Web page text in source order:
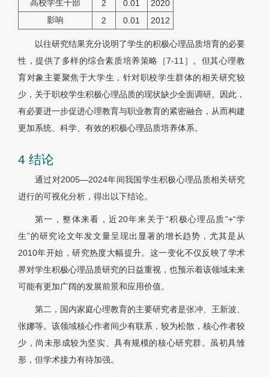
高校学生干部 2 0.01
2020
影响
2 0.01 2012
以往研究结果充分说明了学生的积极心理品质培育的必要
性，提供了多样的综合素质培养策略［7-11］。但其心理教
育对象主要聚焦于大学生，针对职校学生群体的相关研究较
少，关于职校学生积极心理品质的现状缺少全面调研。因此，
有必要进一步促进心理教育与职业教育的紧密融合，从而构建
更加系统、科学、有效的积极心理品质培养体系。
4 结论
通过对2005—2024年间我国学生积极心理品质相关研究
进行的可视化分析，得出以下结论。
第一，整体来看，近20年来关于“积极心理品质”+“学
生”的研究论文年发文量呈现出显著的增长趋势，尤其是从
2010年开始，研究热度大幅提升。这一变化不仅反映了学术
界对学生积极心理品质研究的日益重视，也预示着该领域未来
可能有更加广阔的发展前景和应用价值。
第二，国内家庭心理教育的主要研究者是张冲、王新波、
张娜等。该领域核心作者间少有联系，较为松散，核心作者较
少，尚未形成较为坚实、具有规模的核心研究群。虽初具雏
形，但学术接力有待加强。